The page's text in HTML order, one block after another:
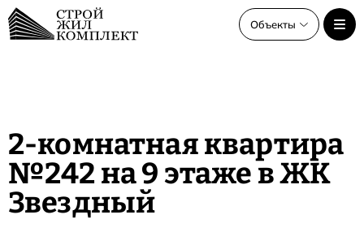
Объекты
ЖК Звёздный старт
2-комнатная квартира
№242 на 9 этаже в ЖК
Звездный